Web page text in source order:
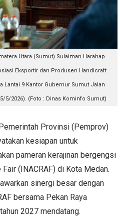
Utara (Sumut) Sulaiman Harahap
Eksportir dan Produsen Handicraft
Lantai 9 Kantor Gubernur Sumut Jalan
5/2026). (Foto : Dinas Kominfo Sumut)
Provinsi (Pemprov)
kesiapan untuk
pameran kerajinan bergengsi
(INACRAF) di Kota Medan.
sinergi besar dengan
bersama Pekan Raya
2027 mendatang.